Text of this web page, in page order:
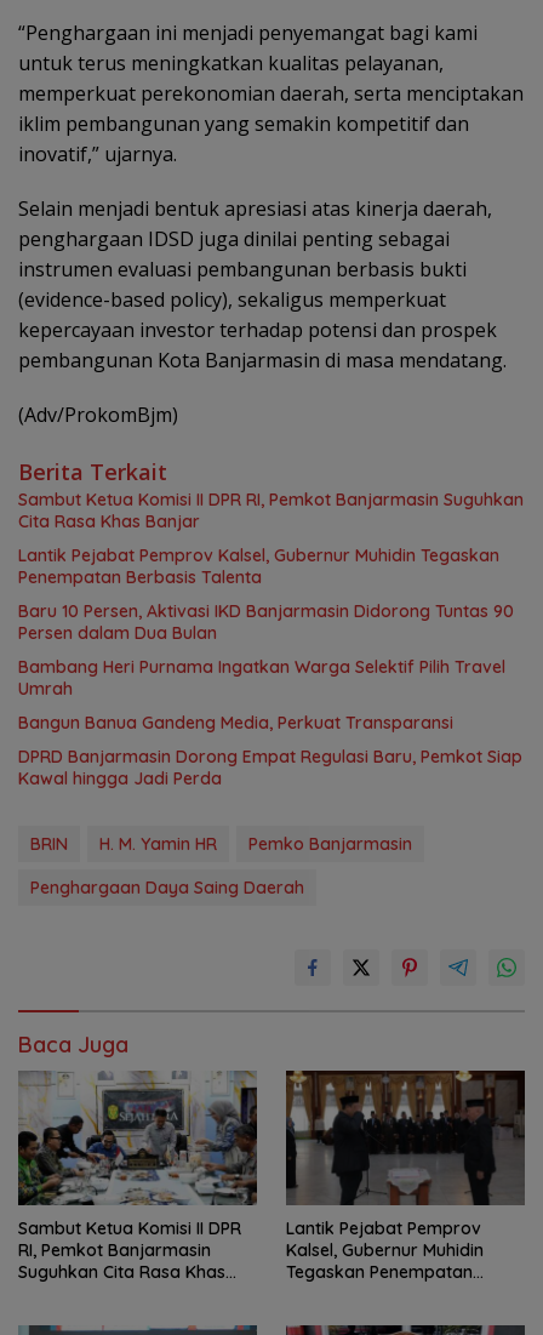
“Penghargaan ini menjadi penyemangat bagi kami
untuk terus meningkatkan kualitas pelayanan,
memperkuat perekonomian daerah, serta menciptakan
iklim pembangunan yang semakin kompetitif dan
inovatif,” ujarnya.
Selain menjadi bentuk apresiasi atas kinerja daerah,
penghargaan IDSD juga dinilai penting sebagai
instrumen evaluasi pembangunan berbasis bukti
(evidence-based policy), sekaligus memperkuat
kepercayaan investor terhadap potensi dan prospek
pembangunan Kota Banjarmasin di masa mendatang.
(Adv/ProkomBjm)
Berita Terkait
Sambut Ketua Komisi II DPR RI, Pemkot Banjarmasin Suguhkan
Cita Rasa Khas Banjar
Lantik Pejabat Pemprov Kalsel, Gubernur Muhidin Tegaskan
Penempatan Berbasis Talenta
Baru 10 Persen, Aktivasi IKD Banjarmasin Didorong Tuntas 90
Persen dalam Dua Bulan
Bambang Heri Purnama Ingatkan Warga Selektif Pilih Travel
Umrah
Bangun Banua Gandeng Media, Perkuat Transparansi
DPRD Banjarmasin Dorong Empat Regulasi Baru, Pemkot Siap
Kawal hingga Jadi Perda
BRIN H. M. Yamin HR
Pemko Banjarmasin
Penghargaan Daya Saing Daerah
Baca Juga
Sambut Ketua Komisi II DPR
RI, Pemkot Banjarmasin
Suguhkan Cita Rasa Khas
Lantik Pejabat Pemprov
Kalsel, Gubernur Muhidin
Tegaskan Penempatan